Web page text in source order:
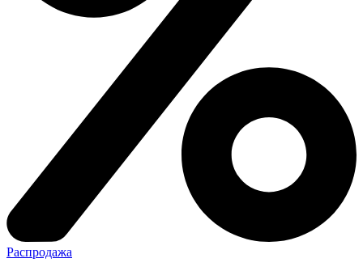
Распродажа